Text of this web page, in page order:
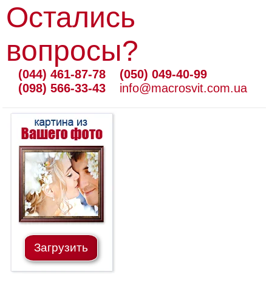
Остались
вопросы?
(044) 461-87-78
(098) 566-33-43
(050) 049-40-99
info@macrosvit.com.ua
Загрузить